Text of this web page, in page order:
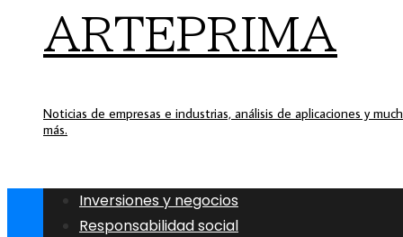
ARTEPRIMA
Noticias de empresas e industrias, análisis de aplicaciones y
más.
Inversiones y negocios
Responsabilidad social